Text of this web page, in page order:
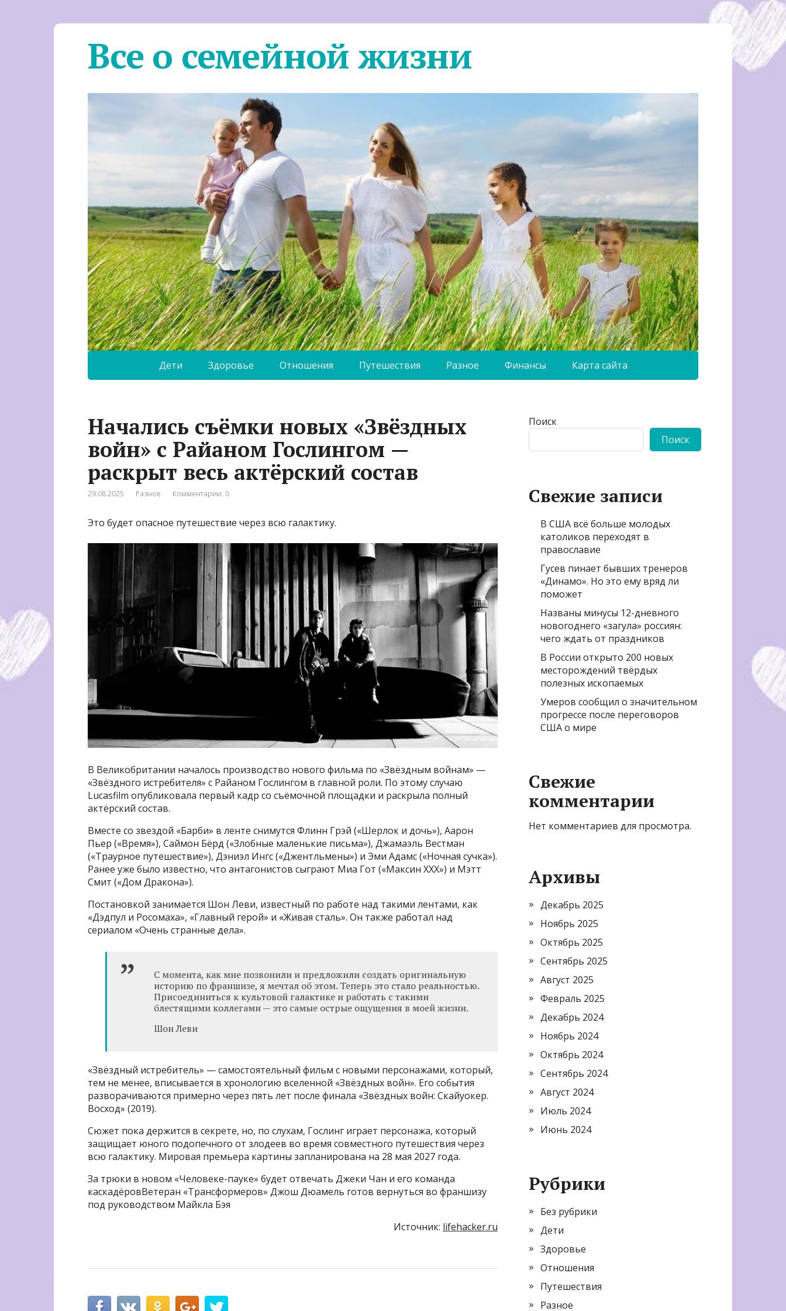
Все о семейной жизни
Дети Здоровье Отношения Путешествия Разное Финансы Карта сайта
Начались съёмки новых «Звёздных
войн» с Райаном Гослингом —
раскрыт весь актёрский состав
29.08.2025 Разное Комментарии: 0
Это будет опасное путешествие через всю галактику.
В Великобритании началось производство нового фильма по «Звёздным войнам» —
«Звёздного истребителя» с Райаном Гослингом в главной роли. По этому случаю
Lucasfilm опубликовала первый кадр со съёмочной площадки и раскрыла полный
актёрский состав.
Вместе со звездой «Барби» в ленте снимутся Флинн Грэй («Шерлок и дочь»), Аарон
Пьер («Время»), Саймон Бёрд («Злобные маленькие письма»), Джамаэль Вестман
(«Траурное путешествие»), Дэниэл Ингс («Джентльмены») и Эми Адамс («Ночная сучка»).
Ранее уже было известно, что антагонистов сыграют Миа Гот («Максин XXX») и Мэтт
Смит («Дом Дракона»).
Постановкой занимается Шон Леви, известный по работе над такими лентами, как
«Дэдпул и Росомаха», «Главный герой» и «Живая сталь». Он также работал над
сериалом «Очень странные дела».
С момента, как мне позвонили и предложили создать оригинальную
историю по франшизе, я мечтал об этом. Теперь это стало реальностью.
Присоединиться к культовой галактике и работать с такими
блестящими коллегами — это самые острые ощущения в моей жизни.
Шон Леви
«Звёздный истребитель» — самостоятельный фильм с новыми персонажами, который,
тем не менее, вписывается в хронологию вселенной «Звёздных войн». Его события
разворачиваются примерно через пять лет после финала «Звёздных войн: Скайуокер.
Восход» (2019).
Сюжет пока держится в секрете, но, по слухам, Гослинг играет персонажа, который
защищает юного подопечного от злодеев во время совместного путешествия через
всю галактику. Мировая премьера картины запланирована на 28 мая 2027 года.
За трюки в новом «Человеке-пауке» будет отвечать Джеки Чан и его команда
каскадёровВетеран «Трансформеров» Джош Дюамель готов вернуться во франшизу
под руководством Майкла Бэя
Источник: lifehacker.ru
Поиск
Поиск
Свежие записи
В США всё больше молодых
католиков переходят в
православие
Гусев пинает бывших тренеров
«Динамо». Но это ему вряд ли
поможет
Названы минусы 12-дневного
новогоднего «загула» россиян:
чего ждать от праздников
В России открыто 200 новых
месторождений твёрдых
полезных ископаемых
Умеров сообщил о значительном
прогрессе после переговоров
США о мире
Свежие
комментарии
Нет комментариев для просмотра.
Архивы
Декабрь 2025
Ноябрь 2025
Октябрь 2025
Сентябрь 2025
Август 2025
Февраль 2025
Декабрь 2024
Ноябрь 2024
Октябрь 2024
Сентябрь 2024
Август 2024
Июль 2024
Июнь 2024
Рубрики
Без рубрики
Дети
Здоровье
Отношения
Путешествия
Разное